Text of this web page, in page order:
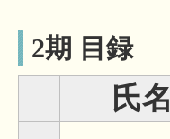
2期 目録
氏名